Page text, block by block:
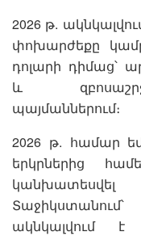
2026 թ.
փոխարժեքը
դոլարի դիմաց՝
և
պայմաններում։
2026 թ. համար
երկրներից
կանխատեսվել
ակնկալվում